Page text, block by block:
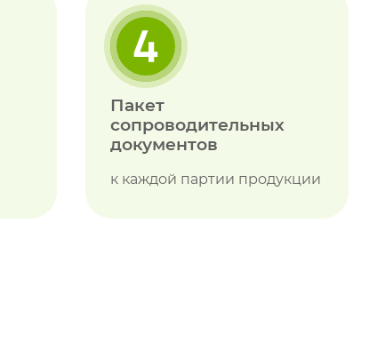
Пакет
сопроводительных
документов
к каждой партии продукции